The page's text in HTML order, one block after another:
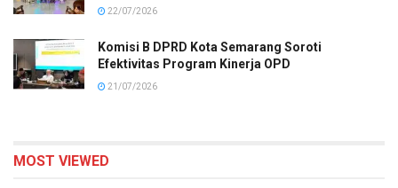
22/07/2026
Komisi B DPRD Kota Semarang Soroti
Efektivitas Program Kinerja OPD
21/07/2026
MOST VIEWED